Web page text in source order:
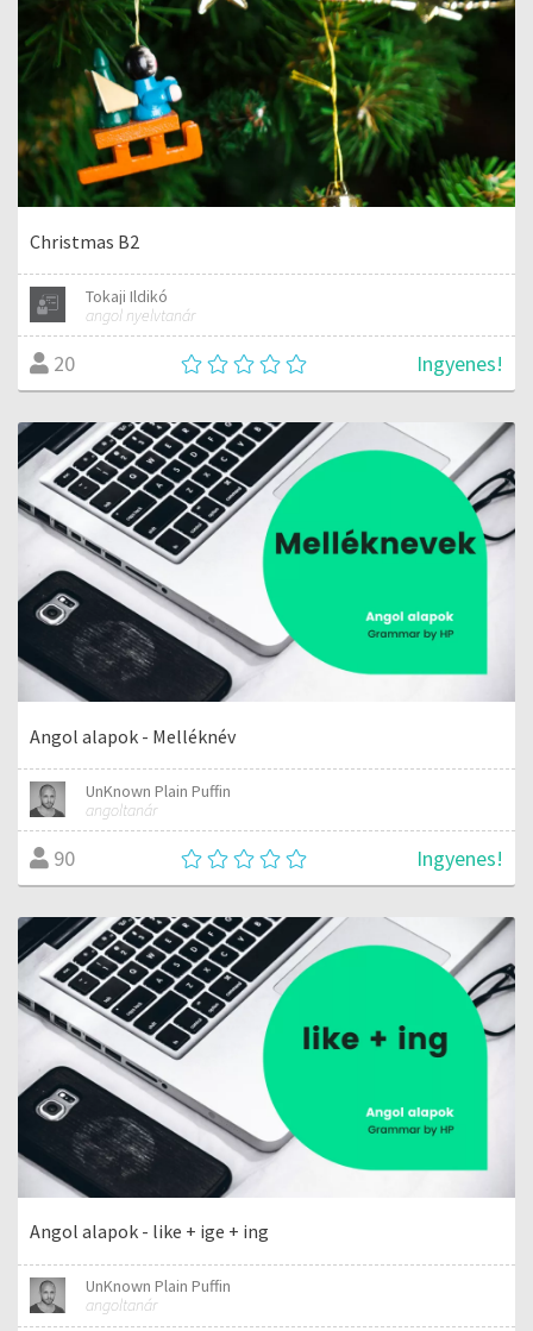
Christmas B2
Tokaji Ildikó
angol nyelvtanár
20 Ingyenes!
Angol alapok - Melléknév
UnKnown Plain Puffin
angoltanár
90 Ingyenes!
Angol alapok - like + ige + ing
UnKnown Plain Puffin
angoltanár